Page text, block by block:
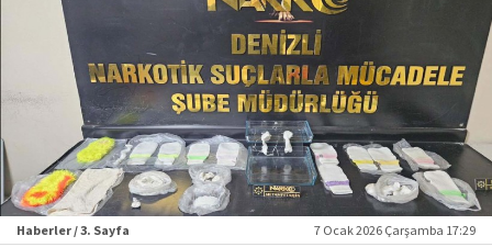
Haberler / 3. Sayfa 7 Ocak 2026 Çarşamba 17:29